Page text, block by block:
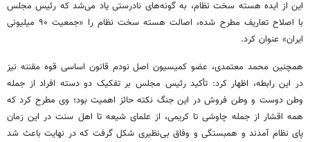
این از ایده هسته سخت نظام، به گونه‌های نادرستی یاد می‌شد که رئیس مجلس
با اصلاح تعاریف مطرح شده، اصالت هسته سخت نظام را «جمعیت ۹۰ میلیونی
ایران» عنوان کرد.
همچنین محمد معتمدی، عضو کمیسیون اصل نودم قانون اساسی قوه مقننه نیز
در این رابطه، اظهار کرد: تأکید رئیس مجلس بر تفکیک دو دسته افراد از جمله
وطن دوست و وطن فروش در این جنگ نکته حائز اهمیت بود؛ وی مطرح کرد که
همه اقشار از جمله چاوشی تا کریمی، از علمای شیعه تا اهل سنت در این زمان
پای نظام آمدند و همبستگی و وفاق بی‌نظیری شکل گرفت که در نهایت باعث شد